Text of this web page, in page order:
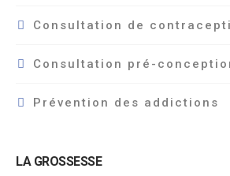
Consultation de
Consultation pré-
Prévention des addictions
LA GROSSESSE